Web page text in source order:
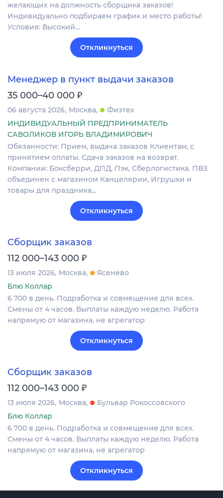
желающих на должность сборщика заказов!
Индивидуально подбираем график и место работы!
Условия: Высокий…
Откликнуться
Менеджер в пункт выдачи заказов
35 000–40 000 ₽
06 августа 2026 Москва
Физтех
ИНДИВИДУАЛЬНЫЙ ПРЕДПРИНИМАТЕЛЬ
САВОЛИКОВ ИГОРЬ ВЛАДИМИРОВИЧ
Обязанности: Прием, выдача заказов Клиентам, с
принятием оплаты. Сдача заказов на возврат.
Компании: Боксберри, ДПД, Пэк, Сберлогистика. ПВЗ
объединен с магазином Канцелярии, Игрушки и
товары для праздника…
Откликнуться
Сборщик заказов
112 000–143 000 ₽
13 июля 2026 Москва
Ясенево
Блю Коллар
6 700 в день. Подработка и совмещение для всех.
Смены от 4 часов. Выплаты каждую неделю. Работа
напрямую от магазина, не агрегатор
Откликнуться
Сборщик заказов
112 000–143 000 ₽
13 июля 2026 Москва
Бульвар Рокоссовского
Блю Коллар
6 700 в день. Подработка и совмещение для всех.
Смены от 4 часов. Выплаты каждую неделю. Работа
напрямую от магазина, не агрегатор
Откликнуться